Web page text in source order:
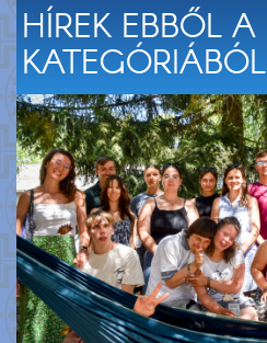
HÍREK EBBŐL A
KATEGÓRIÁBÓL